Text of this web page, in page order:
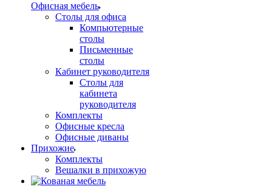
Офисная мебель
Столы для офиса
Компьютерные
столы
Письменные
столы
Кабинет руководителя
Столы для
кабинета
руководителя
Комплекты
Офисные кресла
Офисные диваны
Прихожие
Комплекты
Вешалки в прихожую